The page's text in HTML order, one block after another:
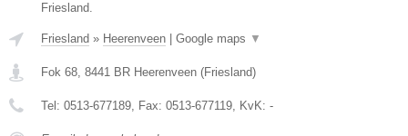
Friesland.
Friesland » Heerenveen Google maps ▼
Fok 68, 8441 BR Heerenveen (Friesland)
Tel: 0513-677189, Fax: 0513-677119, KvK: -